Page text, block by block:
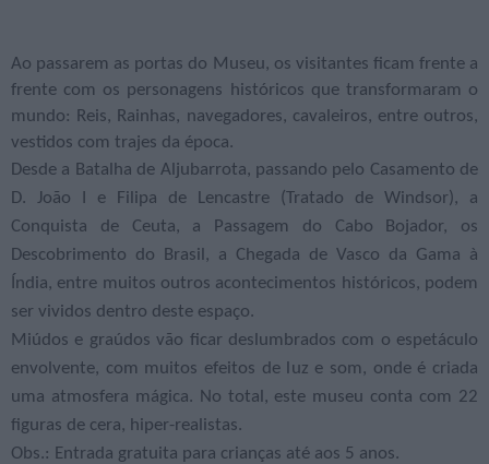
Ao passarem as portas do Museu, os visitantes ficam frente a
frente com os personagens históricos que transformaram o
mundo: Reis, Rainhas, navegadores, cavaleiros, entre outros,
vestidos com trajes da época.
Desde a Batalha de Aljubarrota, passando pelo Casamento de
D. João I e Filipa de Lencastre (Tratado de Windsor), a
Conquista de Ceuta, a Passagem do Cabo Bojador, os
Descobrimento do Brasil, a Chegada de Vasco da Gama à
Índia, entre muitos outros acontecimentos históricos, podem
ser vividos dentro deste espaço.
Miúdos e graúdos vão ficar deslumbrados com o espetáculo
envolvente, com muitos efeitos de luz e som, onde é criada
uma atmosfera mágica. No total, este museu conta com 22
figuras de cera, hiper-realistas.
Obs.: Entrada gratuita para crianças até aos 5 anos.